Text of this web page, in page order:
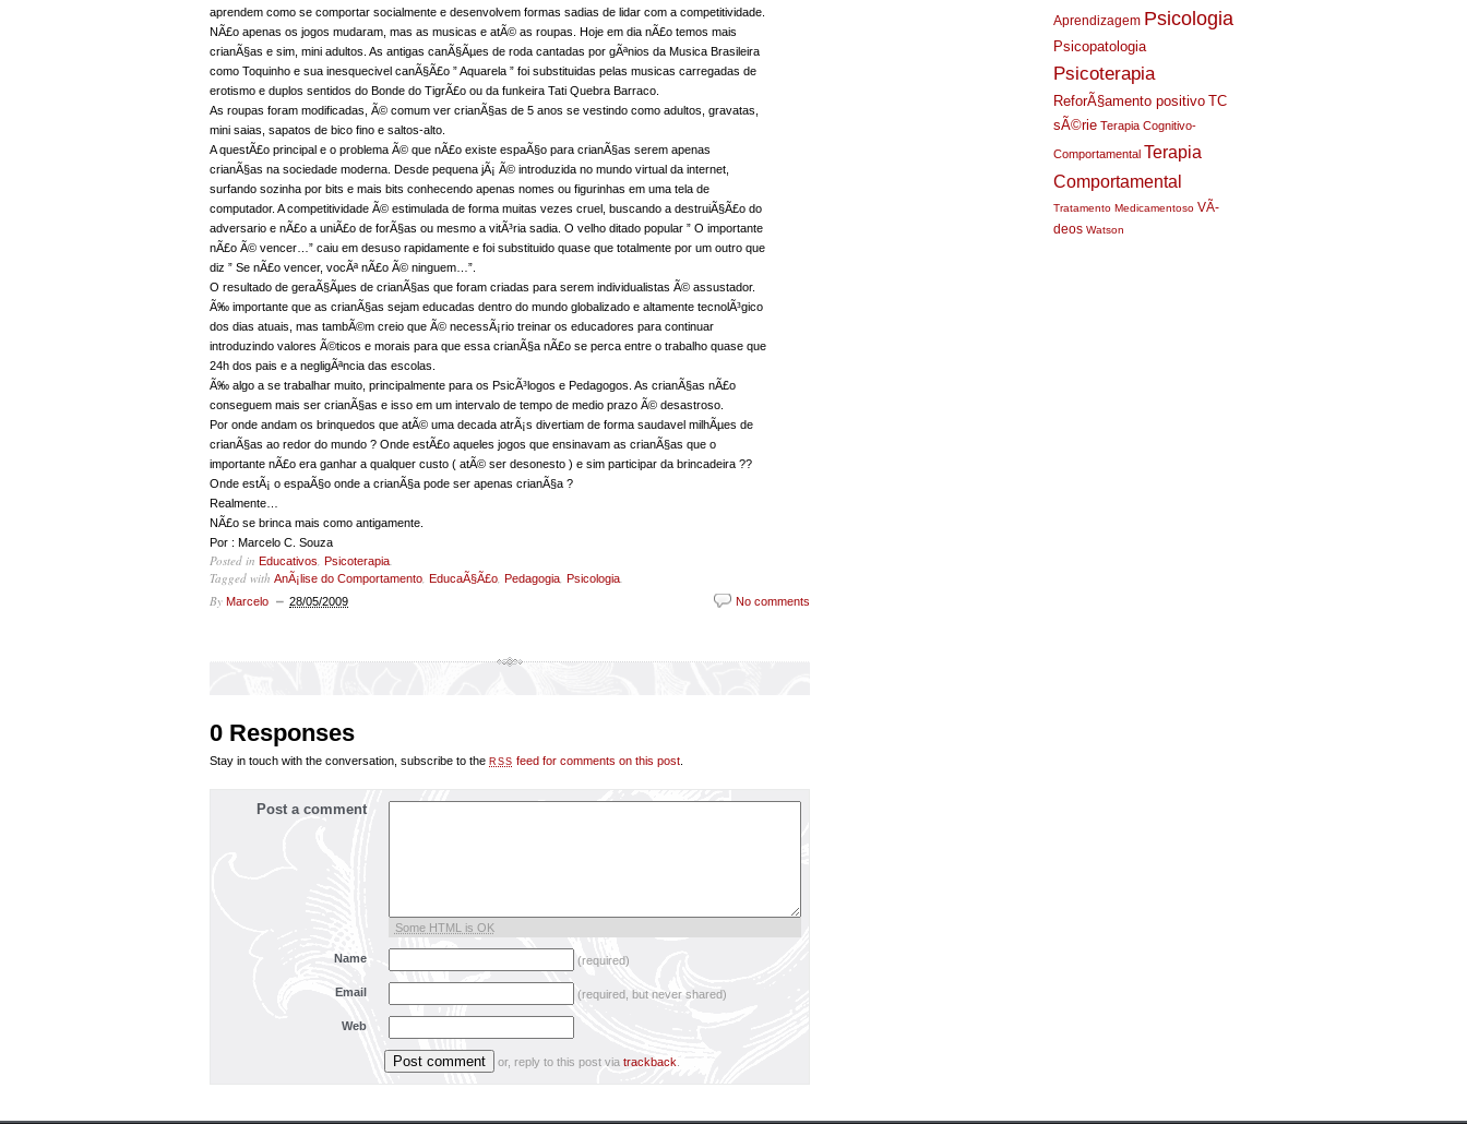
aprendem como se comportar socialmente e desenvolvem formas sadias de lidar com a competitividade.
NÃ£o apenas os jogos mudaram, mas as musicas e atÃ© as roupas. Hoje em dia nÃ£o temos mais
crianÃ§as e sim, mini adultos. As antigas canÃ§Ãµes de roda cantadas por gÃªnios da Musica Brasileira
como Toquinho e sua inesquecivel canÃ§Ã£o ” Aquarela ” foi substituidas pelas musicas carregadas de
erotismo e duplos sentidos do Bonde do TigrÃ£o ou da funkeira Tati Quebra Barraco.
As roupas foram modificadas, Ã© comum ver crianÃ§as de 5 anos se vestindo como adultos, gravatas,
mini saias, sapatos de bico fino e saltos-alto.
A questÃ£o principal e o problema Ã© que nÃ£o existe espaÃ§o para crianÃ§as serem apenas
crianÃ§as na sociedade moderna. Desde pequena jÃ¡ Ã© introduzida no mundo virtual da internet,
surfando sozinha por bits e mais bits conhecendo apenas nomes ou figurinhas em uma tela de
computador. A competitividade Ã© estimulada de forma muitas vezes cruel, buscando a destruiÃ§Ã£o do
adversario e nÃ£o a uniÃ£o de forÃ§as ou mesmo a vitÃ³ria sadia. O velho ditado popular ” O importante
nÃ£o Ã© vencer…” caiu em desuso rapidamente e foi substituido quase que totalmente por um outro que
diz ” Se nÃ£o vencer, vocÃª nÃ£o Ã© ninguem…”.
O resultado de geraÃ§Ãµes de crianÃ§as que foram criadas para serem individualistas Ã© assustador.
Ã‰ importante que as crianÃ§as sejam educadas dentro do mundo globalizado e altamente tecnolÃ³gico
dos dias atuais, mas tambÃ©m creio que Ã© necessÃ¡rio treinar os educadores para continuar
introduzindo valores Ã©ticos e morais para que essa crianÃ§a nÃ£o se perca entre o trabalho quase que
24h dos pais e a negligÃªncia das escolas.
Ã‰ algo a se trabalhar muito, principalmente para os PsicÃ³logos e Pedagogos. As crianÃ§as nÃ£o
conseguem mais ser crianÃ§as e isso em um intervalo de tempo de medio prazo Ã© desastroso.
Por onde andam os brinquedos que atÃ© uma decada atrÃ¡s divertiam de forma saudavel milhÃµes de
crianÃ§as ao redor do mundo ? Onde estÃ£o aqueles jogos que ensinavam as crianÃ§as que o
importante nÃ£o era ganhar a qualquer custo ( atÃ© ser desonesto ) e sim participar da brincadeira ??
Onde estÃ¡ o espaÃ§o onde a crianÃ§a pode ser apenas crianÃ§a ?
Realmente…
NÃ£o se brinca mais como antigamente.
Por : Marcelo C. Souza
Posted in Educativos, Psicoterapia.
Tagged with AnÃ¡lise do Comportamento, EducaÃ§Ã£o, Pedagogia, Psicologia.
By Marcelo 28/05/2009 No comments
0 Responses
Stay in touch with the conversation, subscribe to the RSS feed for comments on this post.
Post a comment
Some HTML is OK
Name (required)
Email (required, but never shared)
Web
or, reply to this post via trackback
Aprendizagem Psicologia
Psicopatologia
Psicoterapia
ReforÃ§amento positivo TC
sÃ©rie Terapia Cognitivo-
Comportamental Terapia
Comportamental
Tratamento Medicamentoso VÃ­
deos Watson